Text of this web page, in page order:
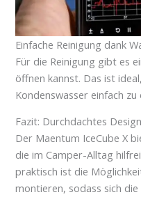
Einfache Reinigung dank
Für die Reinigung gibt es
öffnen kannst. Das ist
Kondenswasser einfach zu
Fazit: Durchdachtes
Der Maentum IceCube X
die im Camper-Alltag
praktisch ist die
montieren, sodass sich